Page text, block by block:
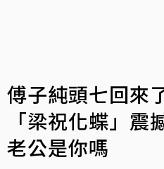
傅子純頭七回來
「梁祝化蝶」震
老公是你嗎